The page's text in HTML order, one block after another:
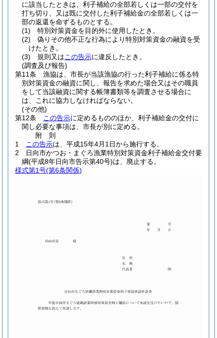
に該当したときは、利子補給の全部若しくは一部の交付を
打ち切り、又は既に交付した利子補給金の全部若しくは一
部の返還を命ずるものとする。
(1)
特別対策資金を目的外に使用したとき。
(2)
偽りその他不正な行為により特別対策資金の融資を受
けたとき。
(3)
規則又はこの告示に違反したとき。
(調査及び報告)
第11条
漁協は、市長が当該漁協の行った利子補給に係る特
別対策資金の融資に関し、報告を求めた場合又はその職員
をして当該融資に関する帳簿書類等を調査させる場合に
は、これに協力しなければならない。
(その他)
第12条
この告示に定めるもののほか、利子補給金の交付に
関し必要な事項は、市長が別に定める。
附 則
1
この告示は、平成15年4月1日から施行する。
2
日向市かつお・まぐろ漁業特別対策資金利子補給金交付要
綱(平成8年日向市告示第40号)は、廃止する。
様式第1号(第6条関係)